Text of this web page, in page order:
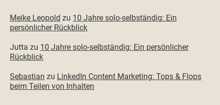
Meike Leopold zu 10 Jahre solo-selbständig: Ein
persönlicher Rückblick
Jutta zu 10 Jahre solo-selbständig: Ein persönlicher
Rückblick
Sebastian zu LinkedIn Content Marketing: Tops & Flops
beim Teilen von Inhalten